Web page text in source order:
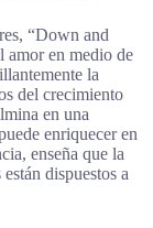
“Down and
amor en medio de
la
del crecimiento
en una
enriquecer en
enseña que la
dispuestos a